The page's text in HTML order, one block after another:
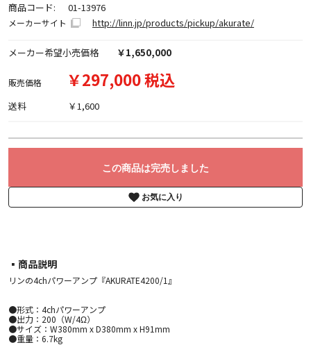
商品コード:
01-13976
メーカーサイト http://linn.jp/products/pickup/akurate/
メーカー希望小売価格 ￥1,650,000
販売価格 ￥297,000 税込
送料 ￥1,600
この商品は完売しました
お気に入り
▪︎商品説明
リンの4chパワーアンプ『AKURATE4200/1』
●形式：4chパワーアンプ
●出力：200（W/4Ω）
●サイズ：W380mm x D380mm x H91mm
●重量：6.7kg